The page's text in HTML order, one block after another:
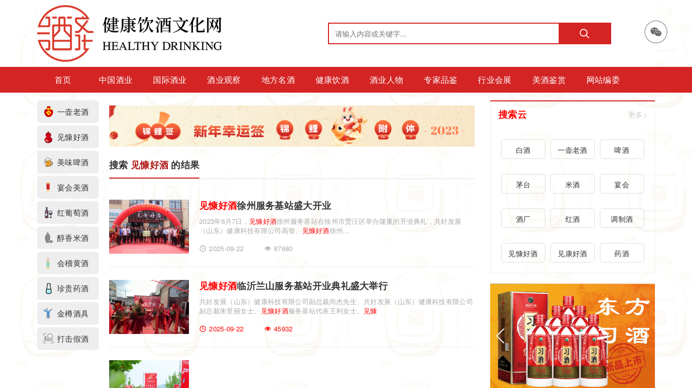
首页 中国酒业 国际酒业 酒业观察 地方名酒 健康饮酒 酒业人物 专家品鉴 行业会展 美酒鉴赏 网站编委
一壶老酒
见慷好酒
美味啤酒
宴会美酒
红葡萄酒
醇香米酒
会稽黄酒
珍贵药酒
金樽酒具
打击假酒
搜索 见慷好酒 的结果
见慷好酒徐州服务基站盛大开业
2023年6月7日， 见慷好酒徐州服务基站在徐州市贾汪区举办隆重的开业典礼，共好发展
（山东）健康科技有限公司高管、
见慷好酒徐州...
2025-09-22
87680
见慷好酒临沂兰山服务基站开业典礼盛大举行
共好发展（山东）健康科技有限公司副总裁尚杰先生、共好发展（山东）健康科技有限公司
副总裁朱景丽女士、
见慷好酒服务基站代表王利女士、 见慷
2025-09-22
45932
搜索云 更多>
白酒 一壶老酒 啤酒
茅台 米酒 宴会
酒厂 红酒 调制酒
见慷好酒 见康好酒 药酒